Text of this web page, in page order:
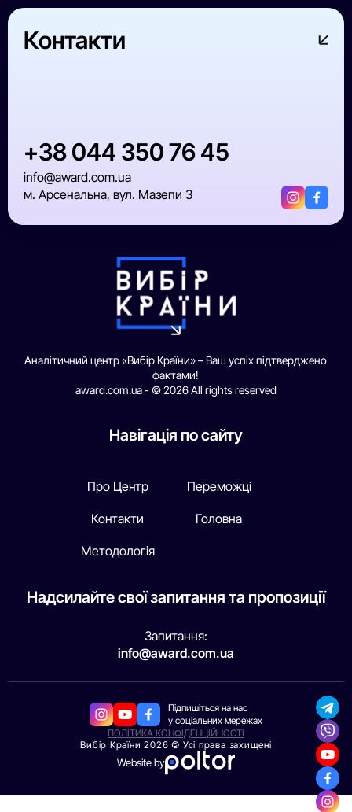
Контакти
+38 044 350 76 45
info@award.com.ua
м. Арсенальна, вул. Мазепи 3
Аналітичний центр «Вибір Країни» – Ваш успіх підтверджено
фактами!
award.com.ua - © 2026 All rights reserved
Навігація по сайту
Про Центр
Контакти
Методологія
Переможці
Головна
Надсилайте свої запитання та пропозиції
Запитання:
info@award.com.ua
Підпишіться на нас
у соціальних мережах
ПОЛІТИКА КОНФІДЕНЦІЙНОСТІ
Вибір Країни 2026 © Усі права захищені
Website by